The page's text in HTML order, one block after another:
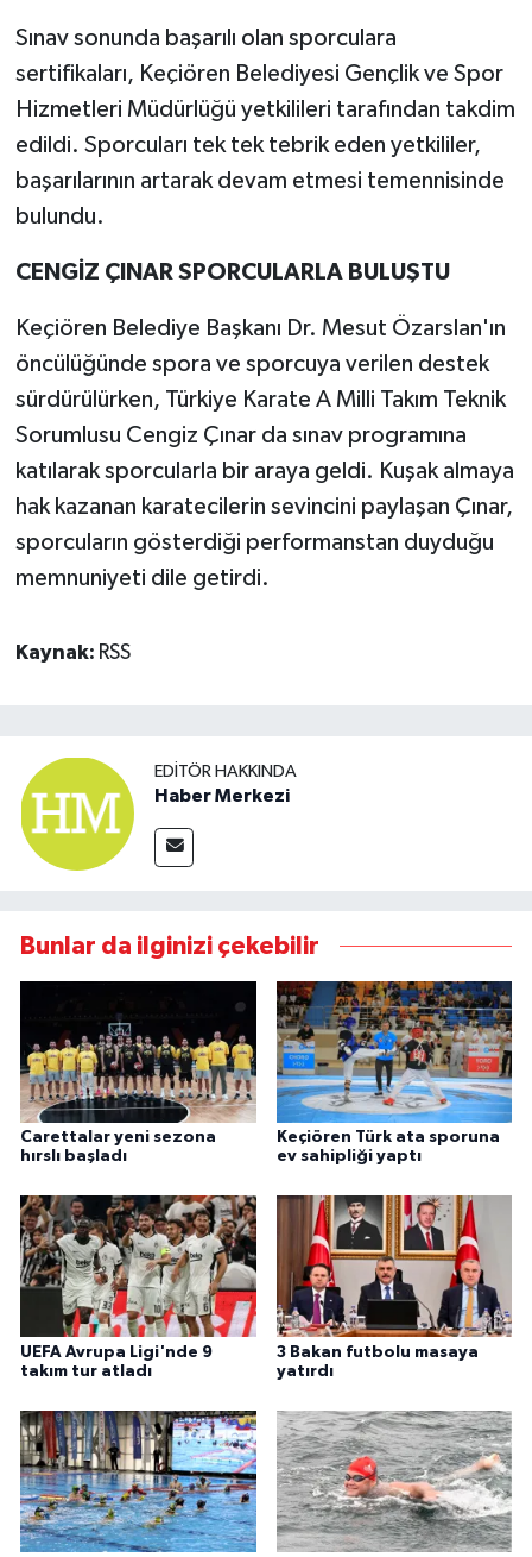
Sınav sonunda başarılı olan sporculara
sertifikaları, Keçiören Belediyesi Gençlik ve Spor
Hizmetleri Müdürlüğü yetkilileri tarafından takdim
edildi. Sporcuları tek tek tebrik eden yetkililer,
başarılarının artarak devam etmesi temennisinde
bulundu.
CENGİZ ÇINAR SPORCULARLA BULUŞTU
Keçiören Belediye Başkanı Dr. Mesut Özarslan'ın
öncülüğünde spora ve sporcuya verilen destek
sürdürülürken, Türkiye Karate A Milli Takım Teknik
Sorumlusu Cengiz Çınar da sınav programına
katılarak sporcularla bir araya geldi. Kuşak almaya
hak kazanan karatecilerin sevincini paylaşan Çınar,
sporcuların gösterdiği performanstan duyduğu
memnuniyeti dile getirdi.
Kaynak: RSS
EDITÖR HAKKINDA
Haber Merkezi
Bunlar da ilginizi çekebilir
Carettalar yeni sezona
hırslı başladı
Keçiören Türk ata sporuna
ev sahipliği yaptı
UEFA Avrupa Ligi'nde 9
takım tur atladı
3 Bakan futbolu masaya
yatırdı